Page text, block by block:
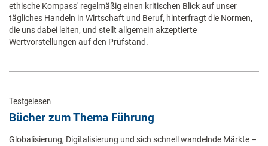
ethische Kompass' regelmäßig einen kritischen Blick auf unser
tägliches Handeln in Wirtschaft und Beruf, hinterfragt die Normen,
die uns dabei leiten, und stellt allgemein akzeptierte
Wertvorstellungen auf den Prüfstand.
Testgelesen
Bücher zum Thema Führung
Globalisierung, Digitalisierung und sich schnell wandelnde Märkte –